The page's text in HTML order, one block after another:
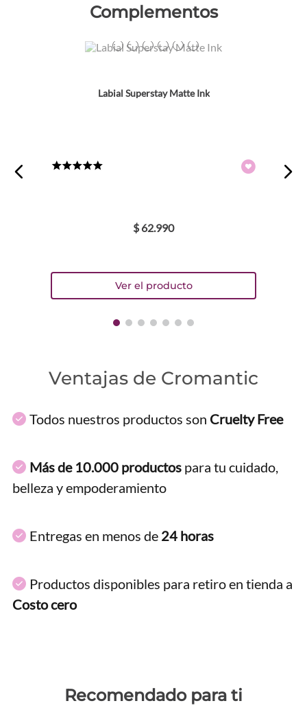
Complementos
Labial Superstay Matte Ink
$ 62.990
Ventajas de Cromantic
Todos nuestros productos son Cruelty Free
Más de 10.000 productos para tu cuidado,
belleza y empoderamiento
Entregas en menos de 24 horas
Productos disponibles para retiro en tienda a
Costo cero
Recomendado para ti